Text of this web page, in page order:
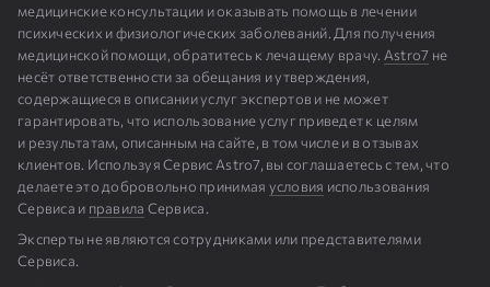
медицинские консультации и оказывать помощь в лечении
психических и физиологических заболеваний. Для получения
медицинской помощи, обратитесь к лечащему врачу. Astro7 не
несёт ответственности за обещания и утверждения,
содержащиеся в описании услуг экспертов и не может
гарантировать, что использование услуг приведет к целям
и результатам, описанным на сайте, в том числе и в отзывах
клиентов. Используя Сервис Astro7, вы соглашаетесь с тем, что
делаете это добровольно принимая условия использования
Сервиса и правила Сервиса.
Эксперты не являются сотрудниками или представителями
Сервиса.